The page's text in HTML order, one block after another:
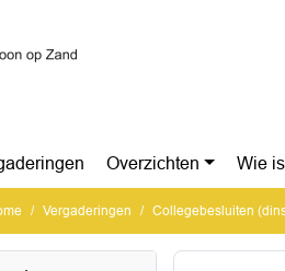
Overzichten Wie
Vergaderingen Collegebesluiten